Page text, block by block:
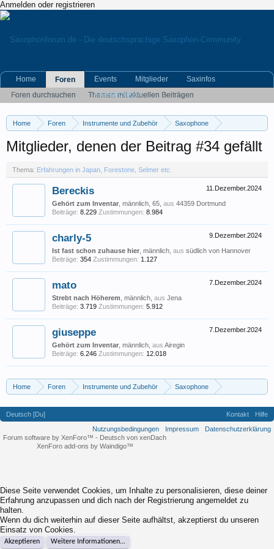
Anmelden oder registrieren
Home Foren Instrumente und Zubehör
Saxophone
Mitglieder, denen der Beitrag #34 gefällt
Thema: Erfahrungen in Japan, Forestone, Selmer etc.
11.Dezember.2024
Bereckis
Gehört zum Inventar , männlich, 65, aus 44359 Dortmund
Beiträge: 8.229 Zustimmungen: 8.984
9.Dezember.2024
charly-5
Ist fast schon zuhause hier , männlich, aus südlich von Hannover
Beiträge: 354 Zustimmungen: 1.127
7.Dezember.2024
mato
Strebt nach Höherem , männlich, aus Jena
Beiträge: 3.719 Zustimmungen: 5.912
7.Dezember.2024
giuseppe
Gehört zum Inventar , männlich, aus Airegin
Beiträge: 6.246 Zustimmungen: 12.018
Home Foren Instrumente und Zubehör
Saxophone
Home
Foren
Foren durchsuchen
Themen mit aktuellen Beiträgen
Events Mitglieder
Saxinfos
Kleinanzeigen
Deutsch [Du] Kontakt
Hilfe
Nutzungsbedingungen
Impressum
Datenschutzerklärung
Forum software by XenForo™ - Deutsch von xenDach
XenForo add-ons by Waindigo™
Diese Seite verwendet Cookies, um Inhalte zu personalisieren, diese deiner
Erfahrung anzupassen und dich nach der Registrierung angemeldet zu
halten.
Wenn du dich weiterhin auf dieser Seite aufhältst, akzeptierst du unseren
Einsatz von Cookies.
Akzeptieren Weitere Informationen...